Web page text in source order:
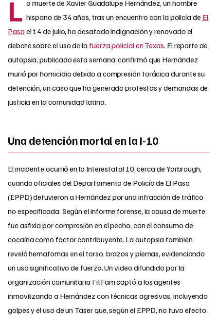
L a muerte de Xavier Guadalupe Hernández, un hombre
hispano de 34 años, tras un encuentro con la policía de El
Paso el 14 de julio, ha desatado indignación y renovado el
debate sobre el uso de la fuerza policial en Texas. El reporte de
autopsia, publicado esta semana, confirmó que Hernández
murió por homicidio debido a compresión torácica durante su
detención, un caso que ha generado protestas y demandas de
justicia en la comunidad latina.
Una detención mortal en la I-10
El incidente ocurrió en la Interestatal 10, cerca de Yarbrough,
cuando oficiales del Departamento de Policía de El Paso
(EPPD) detuvieron a Hernández por una infracción de tráfico
no especificada. Según el informe forense, la causa de muerte
fue asfixia por compresión en el pecho, con el consumo de
cocaína como factor contribuyente. La autopsia también
reveló hematomas en el torso, brazos y piernas, evidenciando
un uso significativo de fuerza. Un video difundido por la
organización comunitaria FitFam captó a los agentes
inmovilizando a Hernández con técnicas agresivas, incluyendo
golpes y el uso de un Taser que, según el EPPD, no tuvo efecto.